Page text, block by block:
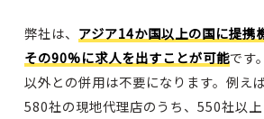
弊社は、 アジア14か国以上の国に提携
その90%に求人を出すことが可能です
以外との併用は不要になります。例え
580社の現地代理店のうち、550社以